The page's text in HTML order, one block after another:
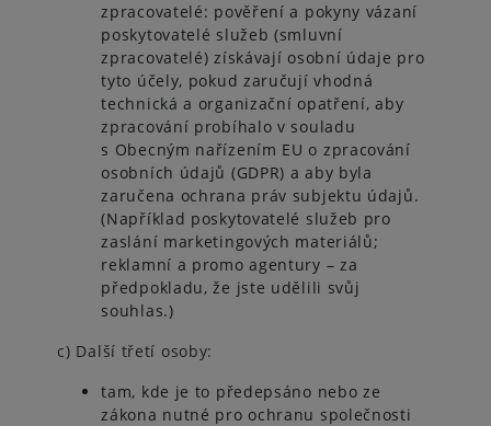
zpracovatelé: pověření a pokyny vázaní
poskytovatelé služeb (smluvní
zpracovatelé) získávají osobní údaje pro
tyto účely, pokud zaručují vhodná
technická a organizační opatření, aby
zpracování probíhalo v souladu
s Obecným nařízením EU o zpracování
osobních údajů (GDPR) a aby byla
zaručena ochrana práv subjektu údajů.
(Například poskytovatelé služeb pro
zaslání marketingových materiálů;
reklamní a promo agentury – za
předpokladu, že jste udělili svůj
souhlas.)
c) Další třetí osoby:
tam, kde je to předepsáno nebo ze
zákona nutné pro ochranu společnosti